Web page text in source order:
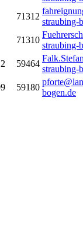
71312
straubing-
71310
straubing-
59464
straubing-
59180
bogen.de